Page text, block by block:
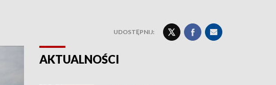
UDOSTĘPNIJ:
AKTUALNOŚCI